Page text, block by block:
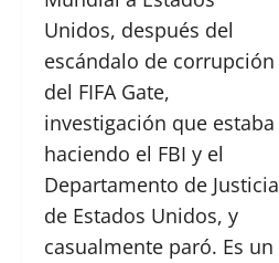
Unidos, después del
escándalo de corrupción
del FIFA Gate,
investigación que estaba
haciendo el FBI y el
Departamento de Justicia
de Estados Unidos, y
casualmente paró. Es un